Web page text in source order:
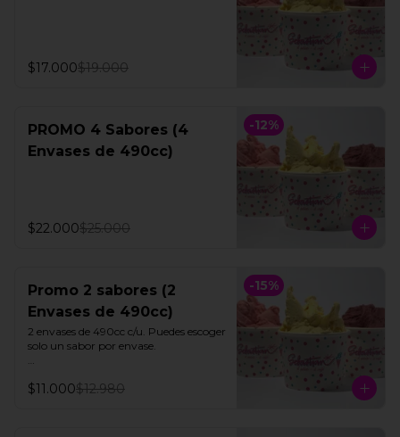
$17.000$19.000
-12%
PROMO 4 Sabores (4
Envases de 490cc)
$22.000$25.000
-15%
Promo 2 sabores (2
Envases de 490cc)
2 envases de 490cc c/u. Puedes escoger
solo un sabor por envase.
"SORBETTO" son aptos para veganos
$11.000$12.980